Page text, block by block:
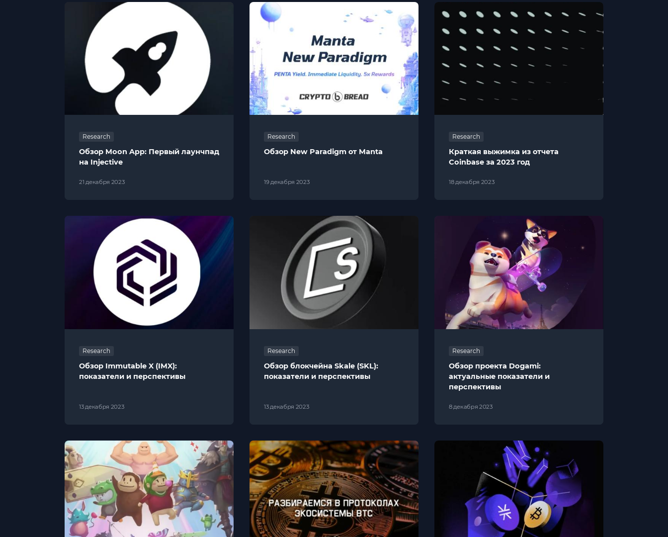
Research
21 декабря 2023
Обзор Moon App: Первый лаунчпад
на Injective
Research
19 декабря 2023
Обзор New Paradigm от Manta
Research
18 декабря 2023
Краткая выжимка из отчета
Coinbase за 2023 год
Research
13 декабря 2023
Обзор Immutable X (IMX):
показатели и перспективы
Research
13 декабря 2023
Обзор блокчейна Skale (SKL):
показатели и перспективы
Research
8 декабря 2023
Обзор проекта Dogami:
актуальные показатели и
перспективы